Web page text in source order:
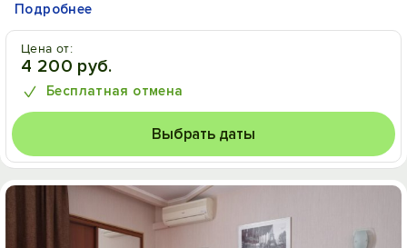
Подробнее
Цена от:
4 200 руб.
Бесплатная отмена
Выбрать даты